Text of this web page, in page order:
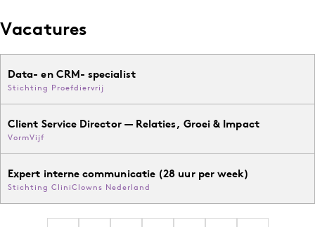
Vacatures
Data- en CRM- specialist
Stichting Proefdiervrij
Client Service Director — Relaties, Groei & Impact
VormVijf
Expert interne communicatie (28 uur per week)
Stichting CliniClowns Nederland